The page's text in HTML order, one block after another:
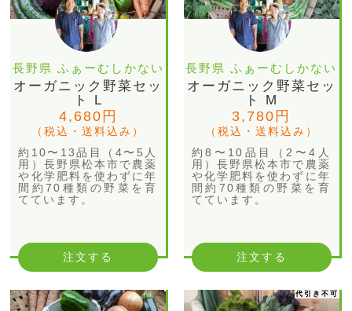
長野県 ふぁーむしかない
オーガニック野菜セッ
ト L
4,680円
（税込・送料込み）
約10〜13品目（4〜5人
用）長野県松本市で農薬
や化学肥料を使わずに年
間約70種類の野菜を育
てています。
注文する
長野県 ふぁーむしかない
オーガニック野菜セッ
ト M
3,780円
（税込・送料込み）
約8〜10品目（2〜4人
用）長野県松本市で農薬
や化学肥料を使わずに年
間約70種類の野菜を育
てています。
注文する
代引き不可